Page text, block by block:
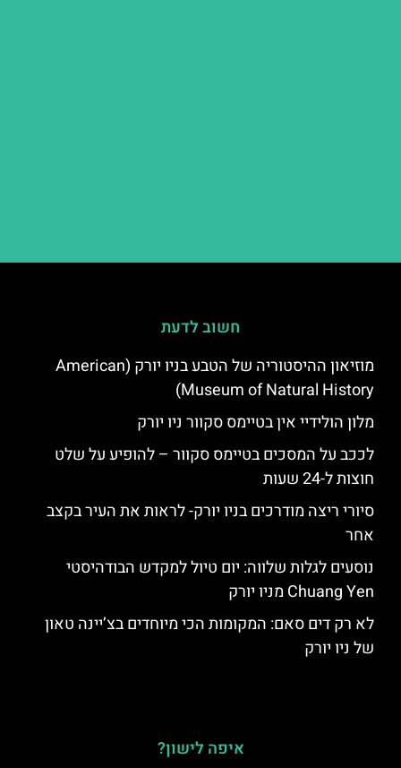
חשוב לדעת
מוזיאון ההיסטוריה של הטבע בניו יורק (American
Museum of Natural History)
מלון הולידיי אין בטיימס סקוור ניו יורק
לככב על המסכים בטיימס סקוור – להופיע על שלט
חוצות ל-24 שעות
סיורי ריצה מודרכים בניו יורק- לראות את העיר בקצב
אחר
נוסעים לגלות שלווה: יום טיול למקדש הבודהיסטי
Chuang Yen מניו יורק
לא רק דים סאם: המקומות הכי מיוחדים בצ’יינה טאון
של ניו יורק
איפה לישון?